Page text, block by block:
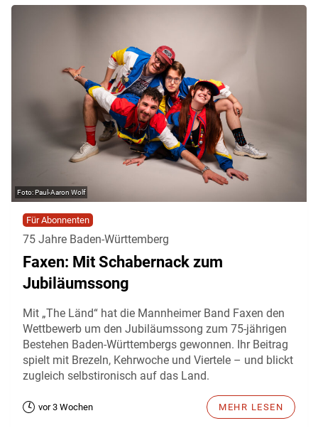
Paul-Aaron Wolf
Für Abonnenten
75 Jahre Baden-Württemberg
Faxen: Mit Schabernack zum
Jubiläumssong
Mit „The Länd“ hat die Mannheimer Band Faxen den
Wettbewerb um den Jubiläumssong zum 75-jährigen
Bestehen Baden-Württembergs gewonnen. Ihr Beitrag
spielt mit Brezeln, Kehrwoche und Viertele – und blickt
zugleich selbstironisch auf das Land.
vor 3 Wochen MEHR LESEN